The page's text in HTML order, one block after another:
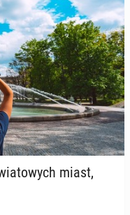
miast,